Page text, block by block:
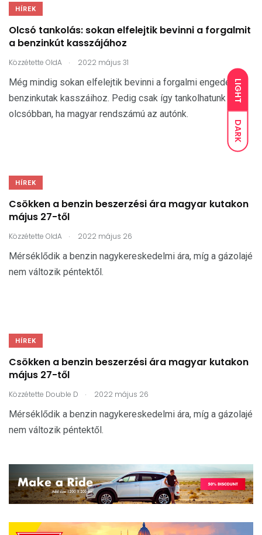
LIGHT
DARK
HÍREK
Olcsó tankolás: sokan elfelejtik bevinni a forgalmit
a benzinkút kasszájához
Közzétette OldA . 2022 május 31
Még mindig sokan elfelejtik bevinni a forgalmi engedélyt a
benzinkutak kasszáihoz. Pedig csak így tankolhatunk
olcsóbban, ha magyar rendszámú az autónk.
HÍREK
Csökken a benzin beszerzési ára magyar kutakon
május 27-től
Közzétette OldA . 2022 május 26
Mérséklődik a benzin nagykereskedelmi ára, míg a gázolajé
nem változik péntektől.
HÍREK
Csökken a benzin beszerzési ára magyar kutakon
május 27-től
Közzétette Double D . 2022 május 26
Mérséklődik a benzin nagykereskedelmi ára, míg a gázolajé
nem változik péntektől.